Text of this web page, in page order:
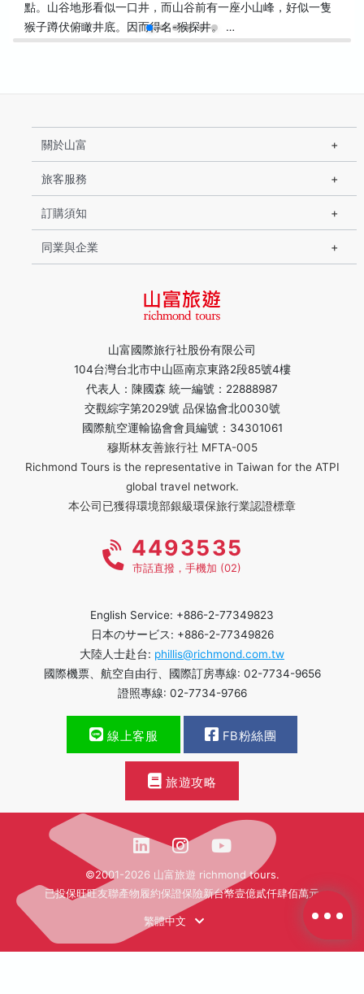
點。山谷地形看似一口井，而山谷前有一座小山峰，好似一隻
猴子蹲伏俯瞰井底。因而得名-猴探井。 …
山富國際旅行社股份有限公司
104台灣台北市中山區南京東路2段85號4樓
代表人：陳國森 統一編號：22888987
交觀綜字第2029號 品保協會北0030號
國際航空運輸協會會員編號：34301061
穆斯林友善旅行社 MFTA-005
Richmond Tours is the representative in Taiwan for the ATPI
global travel network.
本公司已獲得環境部銀級環保旅行業認證標章
關於山富
旅客服務
訂購須知
同業與企業
4493535
市話直撥，手機加 (02)
English Service: +886-2-77349823
日本のサービス: +886-2-77349826
大陸人士赴台: phillis@richmond.com.tw
國際機票、航空自由行、國際訂房專線: 02-7734-9656
證照專線: 02-7734-9766
線上客服 FB粉絲團
旅遊攻略
©2001-2026 山富旅遊 richmond tours.
已投保旺旺友聯產物履約保證保險新台幣壹億貳仟肆佰萬元
繁體中文